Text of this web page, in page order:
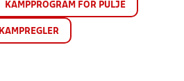
KAMPPROGRAM FOR PULJE
KAMPREGLER